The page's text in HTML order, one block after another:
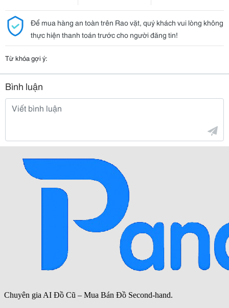
Để mua hàng an toàn trên Rao vặt, quý khách vui lòng không
thực hiện thanh toán trước cho người đăng tin!
Từ khóa gợi ý:
Bình luận